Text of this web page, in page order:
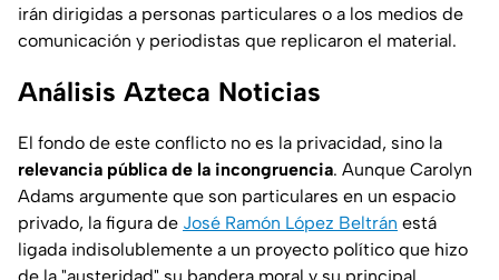
irán dirigidas a personas particulares o a los medios de
comunicación y periodistas que replicaron el material.
Análisis Azteca Noticias
El fondo de este conflicto no es la privacidad, sino la
relevancia pública de la incongruencia. Aunque Carolyn
Adams argumente que son particulares en un espacio
privado, la figura de José Ramón López Beltrán está
ligada indisolublemente a un proyecto político que hizo